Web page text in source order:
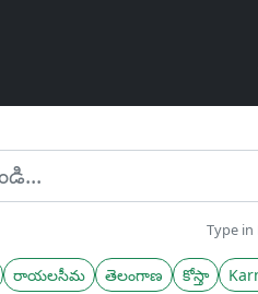
Type in
రాయలసీమ తెలంగాణ కోస్తా